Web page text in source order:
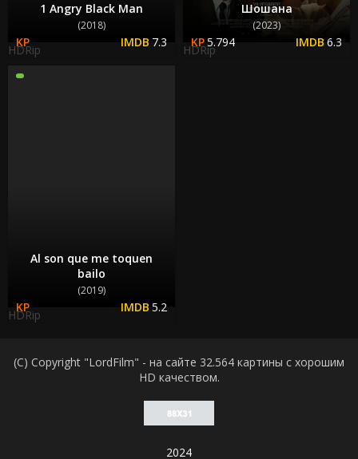
1 Angry Black Man
(2018)
7.3
HDRip
Шошана
(2023)
5.794 6.3
HDRip
Al son que me toquen
bailo
(2019)
5.2
HDRip
(C) Copyright "LordFilm" - на сайте 32.564 картины с хорошим
HD качеством.
2024